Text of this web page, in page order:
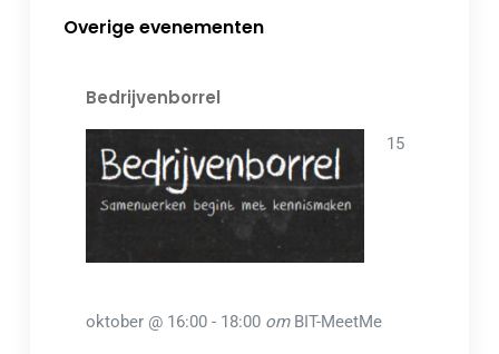
Overige evenementen
Bedrijvenborrel
15
oktober @ 16:00- 18:00om BIT-MeetMe